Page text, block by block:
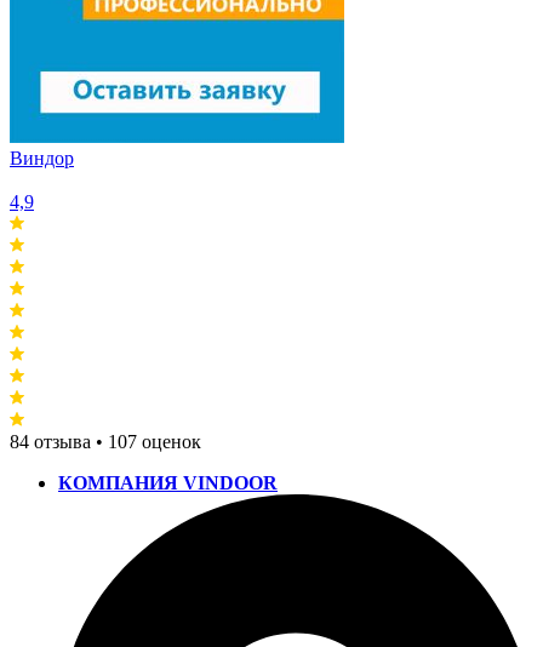
Виндор
4,9
84 отзыва • 107 оценок
КОМПАНИЯ VINDOOR